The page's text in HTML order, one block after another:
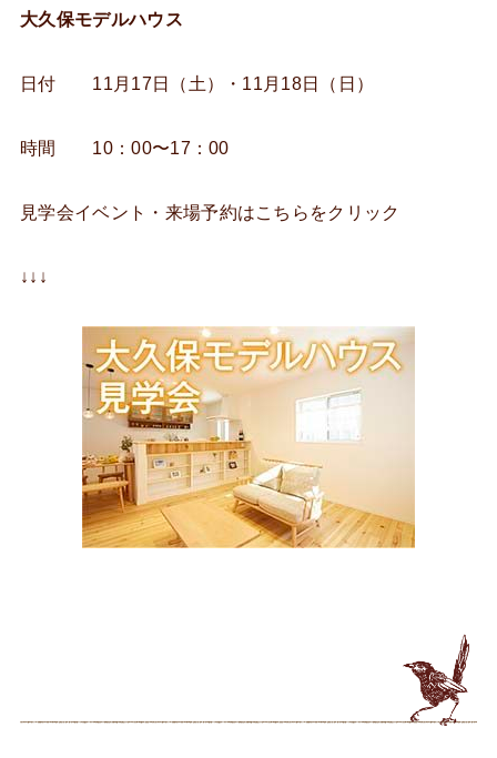
大久保モデルハウス
日付 11月17日（土）・11月18日（日）
時間 10：00〜17：00
見学会イベント・来場予約はこちらをクリック
↓↓↓